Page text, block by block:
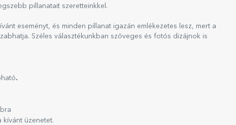
pillanatait szeretteinkkel.
eseményt, és minden pillanat igazán emlékezetes lesz, mert a
Széles választékunkban szöveges és fotós dizájnok is
.
kívánt üzenetet.